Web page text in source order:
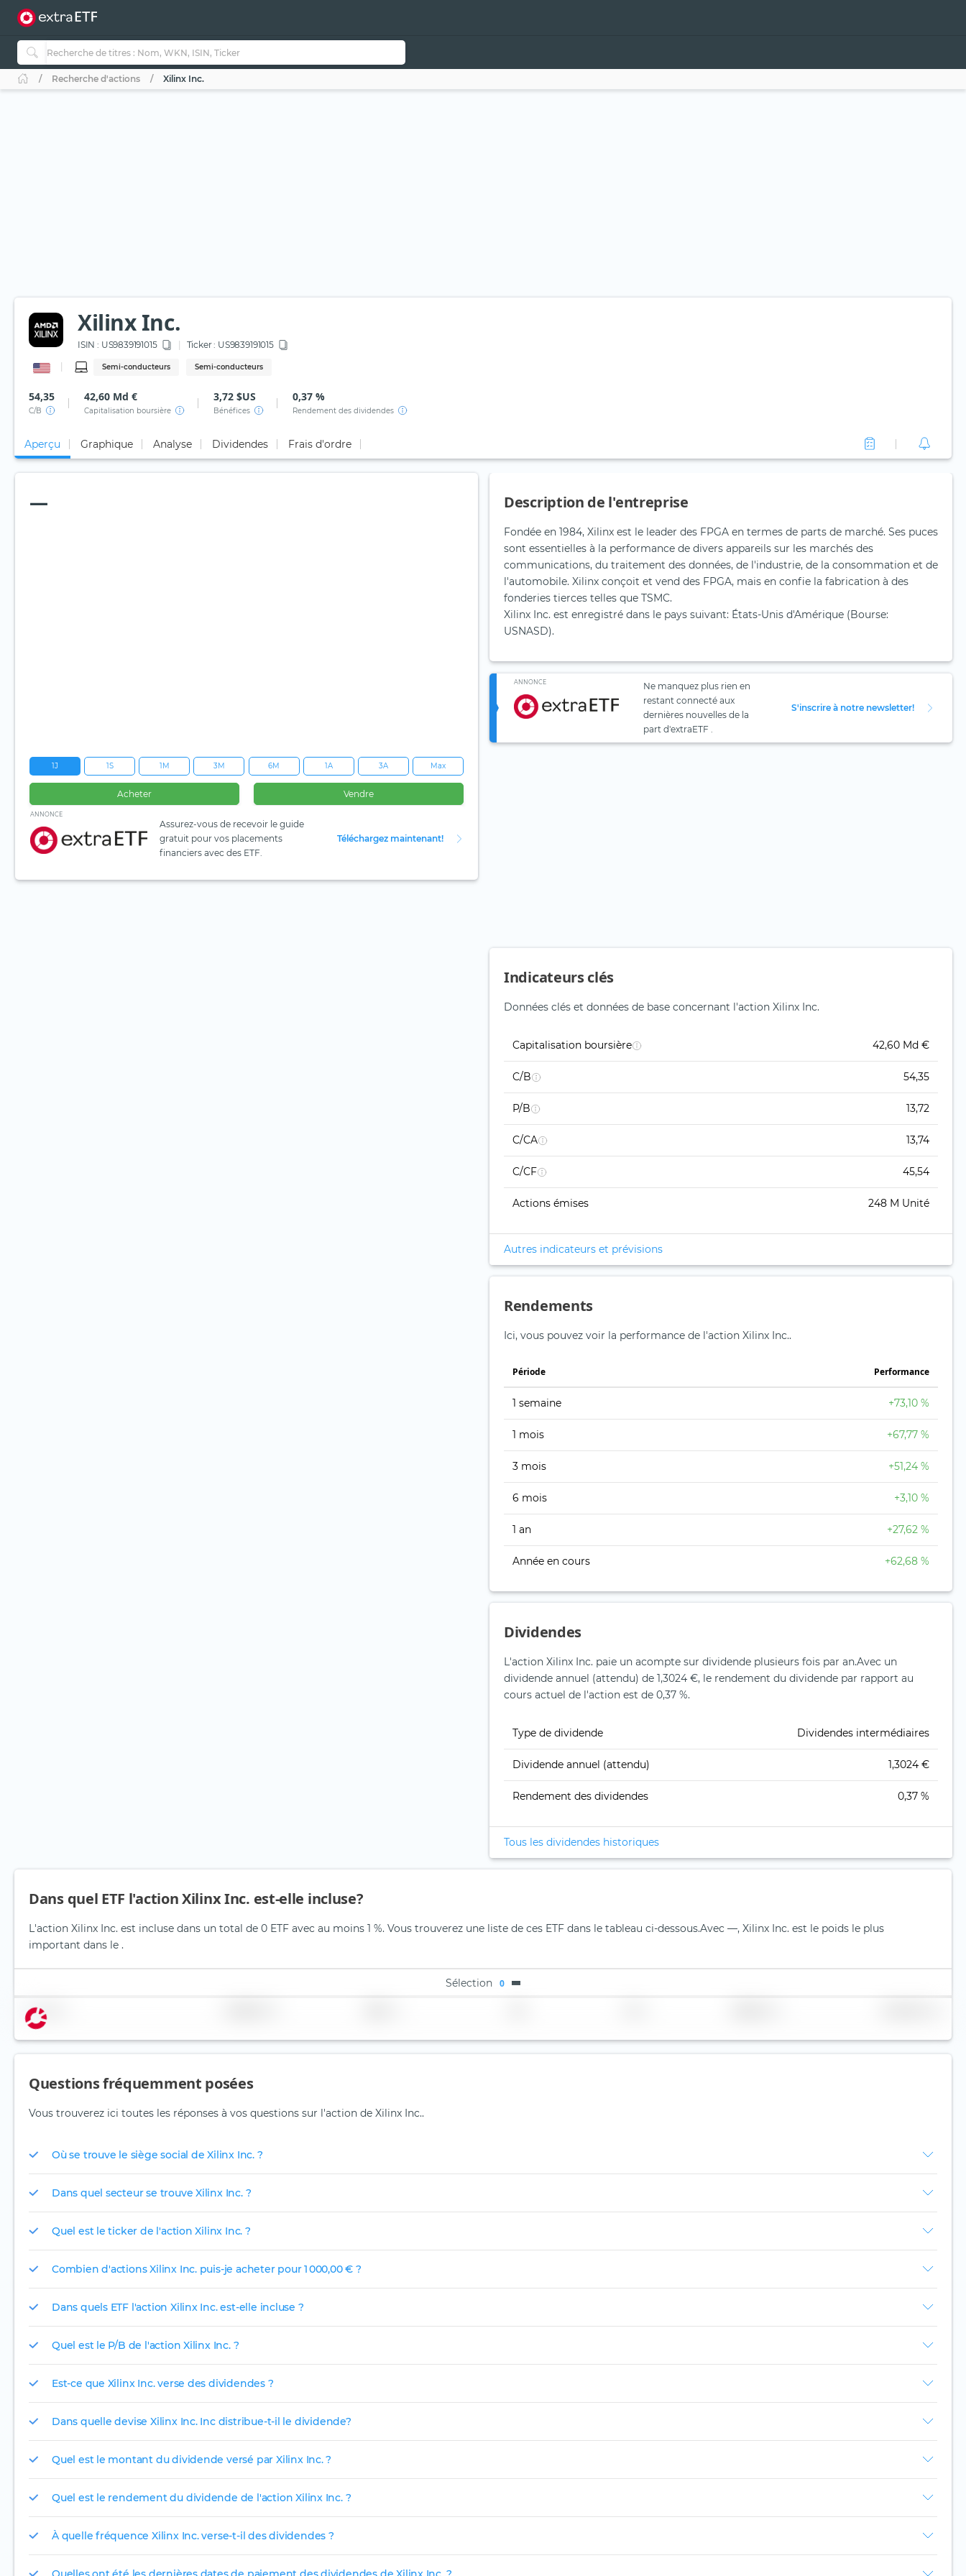
Recherche d'actions Xilinx Inc.
Xilinx Inc.
ISIN : US9839191015 Ticker : US9839191015
Semi-conducteurs Semi-conducteurs
54,35
C/B
42,60 Md €
Capitalisation boursière
3,72 $US
Bénéfices
0,37 %
Rendement des dividendes
Aperçu Graphique Analyse Dividendes Frais d'ordre
—
1J 1S 1M 3M 6M 1A 3A Max
Acheter Vendre
ANNONCE
Assurez-vous de recevoir le guide
gratuit pour vos placements
financiers avec des ETF.
Téléchargez maintenant!
Description de l'entreprise
Fondée en 1984, Xilinx est le leader des FPGA en termes de parts de marché. Ses puces
sont essentielles à la performance de divers appareils sur les marchés des
communications, du traitement des données, de l'industrie, de la consommation et de
l'automobile. Xilinx conçoit et vend des FPGA, mais en confie la fabrication à des
fonderies tierces telles que TSMC.
Xilinx Inc. est enregistré dans le pays suivant: États-Unis d'Amérique (Bourse:
USNASD).
ANNONCE
Ne manquez plus rien en
restant connecté aux
dernières nouvelles de la
part d'extraETF .
S'inscrire à notre newsletter!
Indicateurs clés
Données clés et données de base concernant l'action Xilinx Inc.
Capitalisation boursière 42,60 Md €
C/B 54,35
P/B 13,72
C/CA 13,74
C/CF 45,54
Actions émises 248 M Unité
Autres indicateurs et prévisions
Rendements
Ici, vous pouvez voir la performance de l'action Xilinx Inc..
Période Performance
1 semaine +73,10 %
1 mois +67,77 %
3 mois +51,24 %
6 mois +3,10 %
1 an +27,62 %
Année en cours +62,68 %
Dividendes
L'action Xilinx Inc. paie un acompte sur dividende plusieurs fois par an.Avec un
dividende annuel (attendu) de 1,3024 €, le rendement du dividende par rapport au
cours actuel de l'action est de 0,37 %.
Type de dividende Dividendes intermédiaires
Dividende annuel (attendu) 1,3024 €
Rendement des dividendes 0,37 %
Tous les dividendes historiques
Dans quel ETF l'action Xilinx Inc. est-elle incluse?
L'action Xilinx Inc. est incluse dans un total de 0 ETF avec au moins 1 %. Vous trouverez une liste de ces ETF dans le tableau ci-dessous.Avec —, Xilinx Inc. est le poids le plus
important dans le .
Sélection 0
Nom
Questions fréquemment posées
Vous trouverez ici toutes les réponses à vos questions sur l'action de Xilinx Inc..
Où se trouve le siège social de Xilinx Inc. ?
Dans quel secteur se trouve Xilinx Inc. ?
Quel est le ticker de l'action Xilinx Inc. ?
Combien d'actions Xilinx Inc. puis-je acheter pour 1 000,00 € ?
Dans quels ETF l'action Xilinx Inc. est-elle incluse ?
Quel est le P/B de l'action Xilinx Inc. ?
Est-ce que Xilinx Inc. verse des dividendes ?
Dans quelle devise Xilinx Inc. Inc distribue-t-il le dividende?
Quel est le montant du dividende versé par Xilinx Inc. ?
Quel est le rendement du dividende de l'action Xilinx Inc. ?
À quelle fréquence Xilinx Inc. verse-t-il des dividendes ?